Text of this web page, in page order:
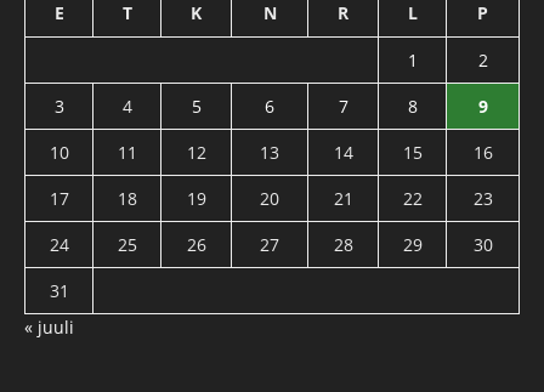
E T K N R L P
1
2
3
4 5 6 7 8
9
10
11 12 13 14 15
16
17
18 19 20 21 22
23
24
25 26 27 28 29
30
31
« juuli